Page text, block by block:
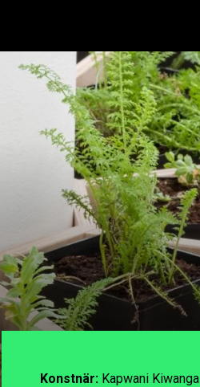
Konstnär: Kapwani Kiwanga